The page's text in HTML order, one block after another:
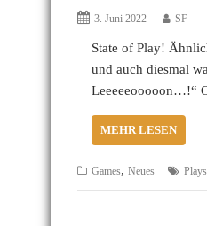
3. Juni 2022 SF
State of Play!
und auch diesmal
Leeeeeooooon…!“
MEHR LESEN
Games, Neues